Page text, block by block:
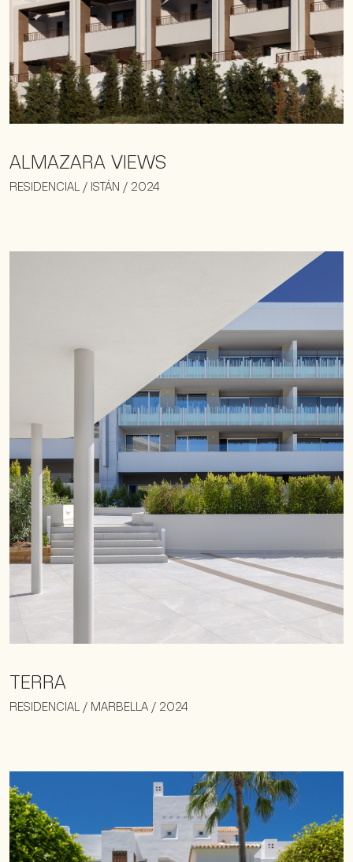
ALMAZARA VIEWS
RESIDENCIAL / ISTÁN / 2024
TERRA
RESIDENCIAL / MARBELLA / 2024